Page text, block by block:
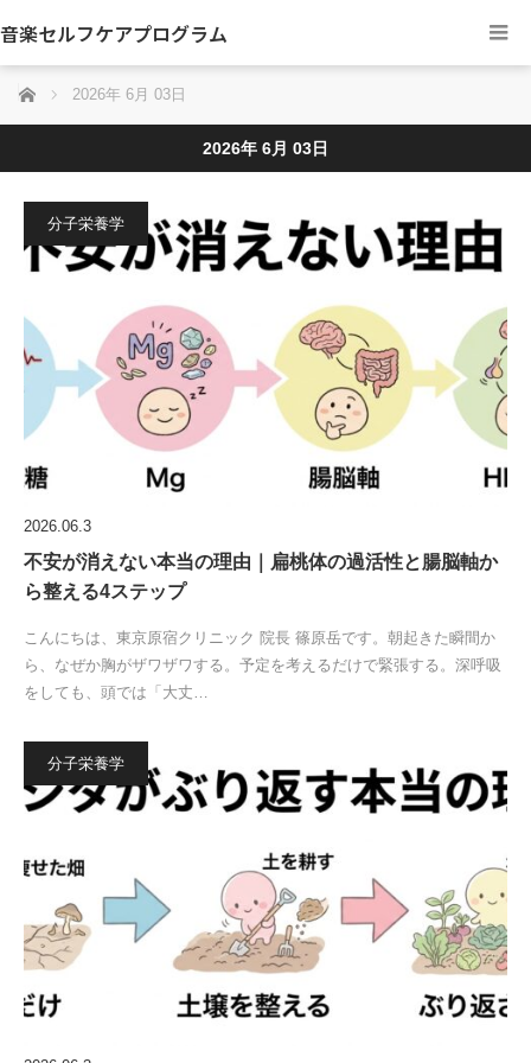
音楽セルフケアプログラム
ホーム 2026年 6月 03日
2026年 6月 03日
分子栄養学
2026.06.3
不安が消えない本当の理由｜扁桃体の過活性と腸脳軸か
ら整える4ステップ
こんにちは、東京原宿クリニック 院長 篠原岳です。朝起きた瞬間か
ら、なぜか胸がザワザワする。予定を考えるだけで緊張する。深呼吸
をしても、頭では「大丈…
分子栄養学